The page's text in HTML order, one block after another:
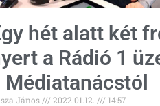
hét alatt két
a Rádió 1
Médiatanácstól
János 2022.01.12. 14:57